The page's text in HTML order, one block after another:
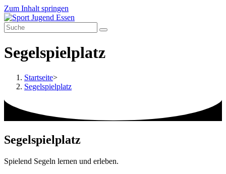
Zum Inhalt springen
Segelspielplatz
Startseite>
Segelspielplatz
Segelspielplatz
Spielend Segeln lernen und erleben.